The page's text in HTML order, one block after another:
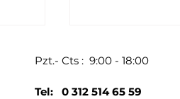
Pzt.- Cts : 9:00 - 18:00
Tel: 0 312 514 65 59